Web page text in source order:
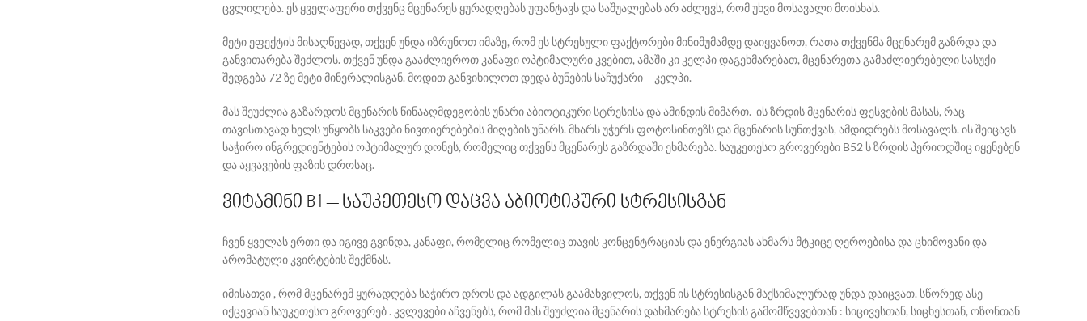
ცვლილება. ეს ყველაფერი თქვენც მცენარეს ყურადღებას უფანტავს და საშუალებას არ აძლევს, რომ უხვი მოსავალი მოისხას.
მეტი ეფექტის მისაღწევად, თქვენ უნდა იზრუნოთ იმაზე, რომ ეს სტრესული ფაქტორები მინიმუმამდე დაიყვანოთ, რათა თქვენმა მცენარემ გაზრდა და
განვითარება შეძლოს. თქვენ უნდა გააძლიეროთ კანაფი ოპტიმალური კვებით, ამაში კი კელპი დაგეხმარებათ, მცენარეთა გამაძლიერებელი სასუქი
შედგება 72 ზე მეტი მინერალისგან. მოდით განვიხილოთ დედა ბუნების საჩუქარი – კელპი.
მას შეუძლია გაზარდოს მცენარის წინააღმდეგობის უნარი აბიოტიკური სტრესისა და ამინდის მიმართ. ის ზრდის მცენარის ფესვების მასას, რაც
თავისთავად ხელს უწყობს საკვები ნივთიერებების მიღების უნარს. მხარს უჭერს ფოტოსინთეზს და მცენარის სუნთქვას, ამდიდრებს მოსავალს. ის შეიცავს
საჭირო ინგრედიენტების ოპტიმალურ დონეს, რომელიც თქვენს მცენარეს გაზრდაში ეხმარება. საუკეთესო გროვერები B52 ს ზრდის პერიოდშიც იყენებენ
და აყვავების ფაზის დროსაც.
ვიტამინი B1 – საუკეთესო დაცვა აბიოტიკური სტრესისგან
ჩვენ ყველას ერთი და იგივე გვინდა, კანაფი, რომელიც რომელიც თავის კონცენტრაციას და ენერგიას ახმარს მტკიცე ღეროებისა და ცხიმოვანი და
არომატული კვირტების შექმნას.
იმისათვი , რომ მცენარემ ყურადღება საჭირო დროს და ადგილას გაამახვილოს, თქვენ ის სტრესისგან მაქსიმალურად უნდა დაიცვათ. სწორედ ასე
იქცევიან საუკეთესო გროვერებ . კვლევები აჩვენებს, რომ მას შეუძლია მცენარის დახმარება სტრესის გამომწვევებთან : სიცივესთან, სიცხესთან, ოზონთან